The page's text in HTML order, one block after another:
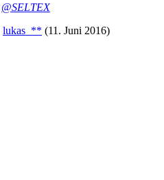
@SELTEX
lukas_** (11. Juni 2016)